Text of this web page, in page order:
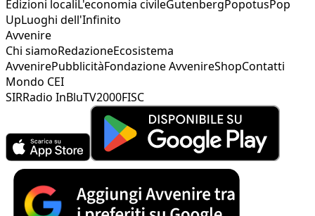
Edizioni localiL'economia civileGutenbergPopotusPop
UpLuoghi dell'Infinito
Avvenire
Chi siamoRedazioneEcosistema
AvvenirePubblicitàFondazione AvvenireShopContatti
Mondo CEI
SIRRadio InBluTV2000FISC